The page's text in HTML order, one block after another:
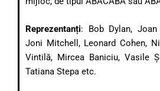
Reprezentanți: Bob Dylan,
Joni Mitchell, Leonard Cohen,
Vintilă, Mircea Baniciu, Vasile
Tatiana Stepa etc.